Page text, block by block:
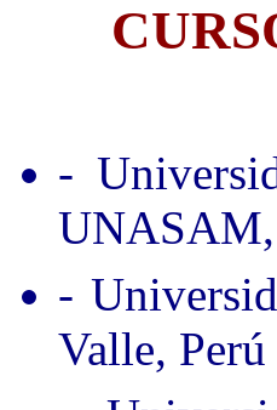
-
UNASAM,
-
Valle, Perú